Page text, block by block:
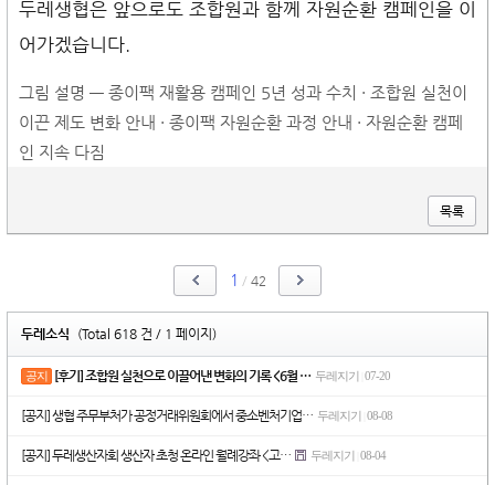
두레생협은 앞으로도 조합원과 함께 자원순환 캠페인을 이
어가겠습니다.
그림 설명 — 종이팩 재활용 캠페인 5년 성과 수치 · 조합원 실천이
이끈 제도 변화 안내 · 종이팩 자원순환 과정 안내 · 자원순환 캠페
인 지속 다짐
목록
1 / 42
두레소식 (Total 618 건 / 1 페이지)
공지 [후기] 조합원 실천으로 이끌어낸 변화의 기록 <6월 … 두레지기 07-20
[공지] 생협 주무부처가 공정거래위원회에서 중소벤처기업… 두레지기 08-08
[공지] 두레생산자회 생산자 초청 온라인 월례강좌 <고… 두레지기 08-04